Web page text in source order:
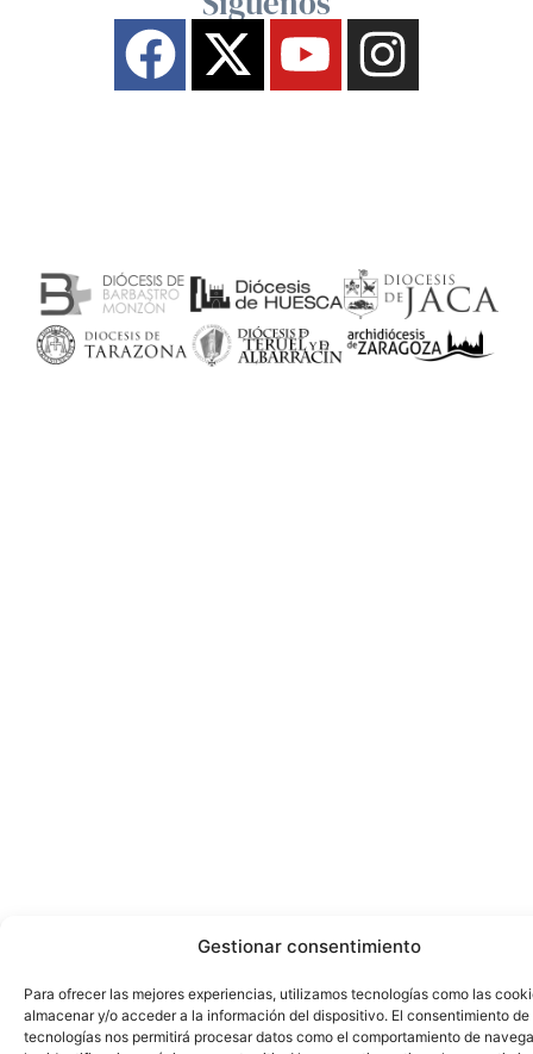
Gestionar consentimiento
Para ofrecer las mejores experiencias, utilizamos tecnologías como las
almacenar y/o acceder a la información del dispositivo. El consentimiento de
tecnologías nos permitirá procesar datos como el comportamiento de